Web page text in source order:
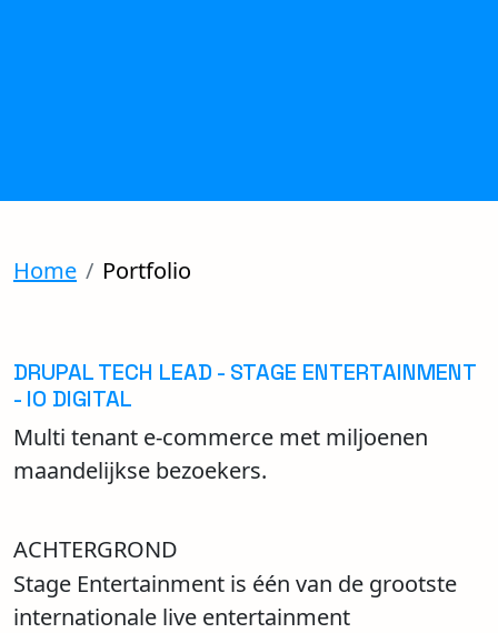
Home Portfolio
DRUPAL TECH LEAD - STAGE ENTERTAINMENT
- IO DIGITAL
Multi tenant e-commerce met miljoenen
maandelijkse bezoekers.
ACHTERGROND
Stage Entertainment is één van de grootste
internationale live entertainment